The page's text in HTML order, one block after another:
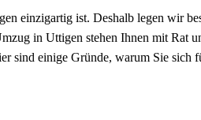
einzigartig ist. Deshalb legen wir
in Uttigen stehen Ihnen mit Rat
sind einige Gründe, warum Sie sich